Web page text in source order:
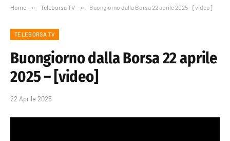
Home » Teleborsa TV » Buongiorno dalla Borsa 22 aprile 2025 – [video]
TELEBORSA TV
Buongiorno dalla Borsa 22 aprile
2025 – [video]
22 Aprile 2025